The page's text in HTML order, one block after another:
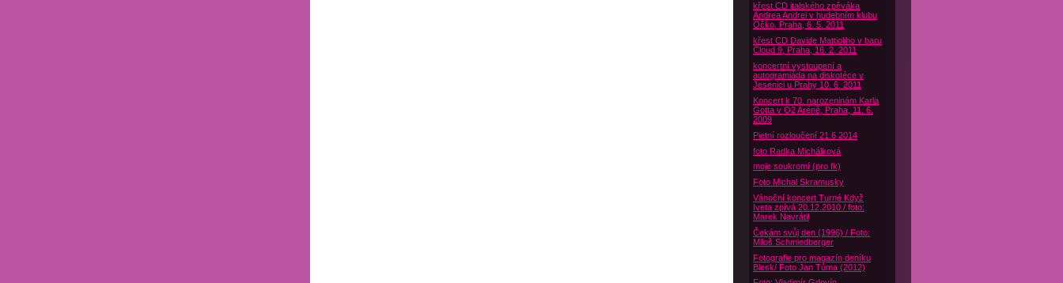
křest CD italského zpěváka
Andrea Andrei v hudebním klubu
Óčko, Praha, 6. 5. 2011
křest CD Davide Mattioliho v baru
Cloud 9, Praha, 16. 2. 2011
koncertní vystoupení a
autogramiáda na diskotéce v
Jesenici u Prahy 10. 6. 2011
Koncert k 70. narozeninám Karla
Gotta v O2 Aréně, Praha, 11. 6.
2009
Pietní rozloučení 21.6 2014
foto Radka Michálková
moje soukromí (pro fk)
Foto Michal Skramusky
Vánoční koncert Turné Když
Iveta zpívá 20.12.2010 / foto:
Marek Navrátil
Čekám svůj den (1996) / Foto:
Miloš Schmiedberger
Fotografie pro magazín deníku
Blesk/ Foto Jan Tůma (2012)